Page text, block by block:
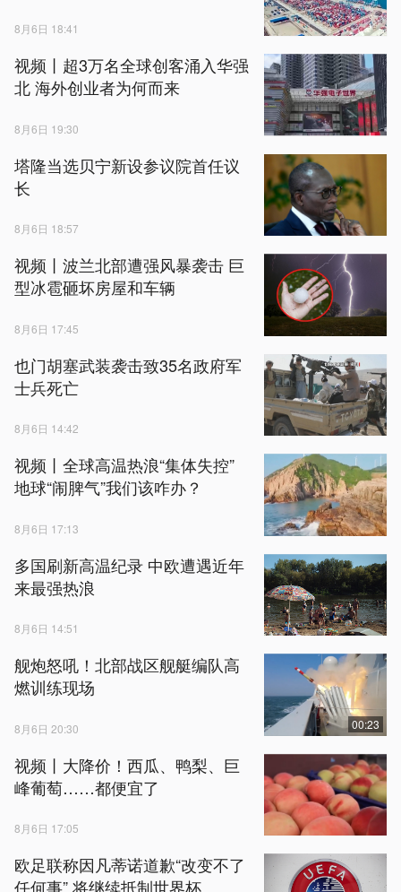
8月6日 18:41
视频丨超3万名全球创客涌入华强
北 海外创业者为何而来
8月6日 19:30
塔隆当选贝宁新设参议院首任议
长
8月6日 18:57
视频丨波兰北部遭强风暴袭击 巨
型冰雹砸坏房屋和车辆
8月6日 17:45
也门胡塞武装袭击致35名政府军
士兵死亡
8月6日 14:42
视频丨全球高温热浪“集体失控”
地球“闹脾气”我们该咋办？
8月6日 17:13
多国刷新高温纪录 中欧遭遇近年
来最强热浪
8月6日 14:51
舰炮怒吼！北部战区舰艇编队高
燃训练现场
8月6日 20:30 00:23
视频丨大降价！西瓜、鸭梨、巨
峰葡萄……都便宜了
8月6日 17:05
欧足联称因凡蒂诺道歉“改变不了
任何事” 将继续抵制世界杯